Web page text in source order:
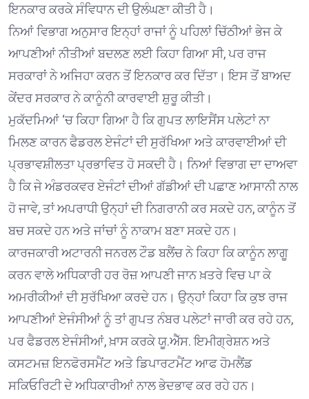
ਇਨਕਾਰ ਕਰਕੇ ਸੰਵਿਧਾਨ ਦੀ ਉਲੰਘਣਾ ਕੀਤੀ ਹੈ।
ਨਿਆਂ ਵਿਭਾਗ ਅਨੁਸਾਰ ਇਨ੍ਹਾਂ ਰਾਜਾਂ ਨੂੰ ਪਹਿਲਾਂ ਚਿੱਠੀਆਂ ਭੇਜ ਕੇ
ਆਪਣੀਆਂ ਨੀਤੀਆਂ ਬਦਲਣ ਲਈ ਕਿਹਾ ਗਿਆ ਸੀ, ਪਰ ਰਾਜ
ਸਰਕਾਰਾਂ ਨੇ ਅਜਿਹਾ ਕਰਨ ਤੋਂ ਇਨਕਾਰ ਕਰ ਦਿੱਤਾ। ਇਸ ਤੋਂ ਬਾਅਦ
ਕੇਂਦਰ ਸਰਕਾਰ ਨੇ ਕਾਨੂੰਨੀ ਕਾਰਵਾਈ ਸ਼ੁਰੂ ਕੀਤੀ।
ਮੁਕੱਦਮਿਆਂ ‘ਚ ਕਿਹਾ ਗਿਆ ਹੈ ਕਿ ਗੁਪਤ ਲਾਇਸੈਂਸ ਪਲੇਟਾਂ ਨਾ
ਮਿਲਣ ਕਾਰਨ ਫੈਡਰਲ ਏਜੰਟਾਂ ਦੀ ਸੁਰੱਖਿਆ ਅਤੇ ਕਾਰਵਾਈਆਂ ਦੀ
ਪ੍ਰਭਾਵਸ਼ੀਲਤਾ ਪ੍ਰਭਾਵਿਤ ਹੋ ਸਕਦੀ ਹੈ। ਨਿਆਂ ਵਿਭਾਗ ਦਾ ਦਾਅਵਾ
ਹੈ ਕਿ ਜੇ ਅੰਡਰਕਵਰ ਏਜੰਟਾਂ ਦੀਆਂ ਗੱਡੀਆਂ ਦੀ ਪਛਾਣ ਆਸਾਨੀ ਨਾਲ
ਹੋ ਜਾਵੇ, ਤਾਂ ਅਪਰਾਧੀ ਉਨ੍ਹਾਂ ਦੀ ਨਿਗਰਾਨੀ ਕਰ ਸਕਦੇ ਹਨ, ਕਾਨੂੰਨ ਤੋਂ
ਬਚ ਸਕਦੇ ਹਨ ਅਤੇ ਜਾਂਚਾਂ ਨੂੰ ਨਾਕਾਮ ਬਣਾ ਸਕਦੇ ਹਨ।
ਕਾਰਜਕਾਰੀ ਅਟਾਰਨੀ ਜਨਰਲ ਟੌਡ ਬਲੈਂਚ ਨੇ ਕਿਹਾ ਕਿ ਕਾਨੂੰਨ ਲਾਗੂ
ਕਰਨ ਵਾਲੇ ਅਧਿਕਾਰੀ ਹਰ ਰੋਜ਼ ਆਪਣੀ ਜਾਨ ਖ਼ਤਰੇ ਵਿਚ ਪਾ ਕੇ
ਅਮਰੀਕੀਆਂ ਦੀ ਸੁਰੱਖਿਆ ਕਰਦੇ ਹਨ। ਉਨ੍ਹਾਂ ਕਿਹਾ ਕਿ ਕੁਝ ਰਾਜ
ਆਪਣੀਆਂ ਏਜੰਸੀਆਂ ਨੂੰ ਤਾਂ ਗੁਪਤ ਨੰਬਰ ਪਲੇਟਾਂ ਜਾਰੀ ਕਰ ਰਹੇ ਹਨ,
ਪਰ ਫੈਡਰਲ ਏਜੰਸੀਆਂ, ਖ਼ਾਸ ਕਰਕੇ ਯੂ.ਐੱਸ. ਇਮੀਗ੍ਰੇਸ਼ਨ ਅਤੇ
ਕਸਟਮਜ਼ ਇਨਫੋਰਸਮੈਂਟ ਅਤੇ ਡਿਪਾਰਟਮੈਂਟ ਆਫ ਹੋਮਲੈਂਡ
ਸਕਿਓਰਿਟੀ ਦੇ ਅਧਿਕਾਰੀਆਂ ਨਾਲ ਭੇਦਭਾਵ ਕਰ ਰਹੇ ਹਨ।